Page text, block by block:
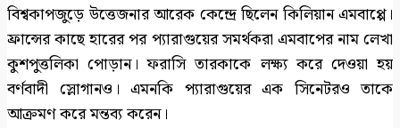
বিশ্বকাপজুড়ে উত্তেজনার আরেক কেন্দ্রে ছিলেন কিলিয়ান এমবাপ্পে।
ফ্রান্সের কাছে হারের পর প্যারাগুয়ের সমর্থকরা এমবাপের নাম লেখা
কুশপুত্তলিকা পোড়ান। ফরাসি তারকাকে লক্ষ্য করে দেওয়া হয়
বর্ণবাদী স্লোগানও। এমনকি প্যারাগুয়ের এক সিনেটরও তাকে
আক্রমণ করে মন্তব্য করেন।